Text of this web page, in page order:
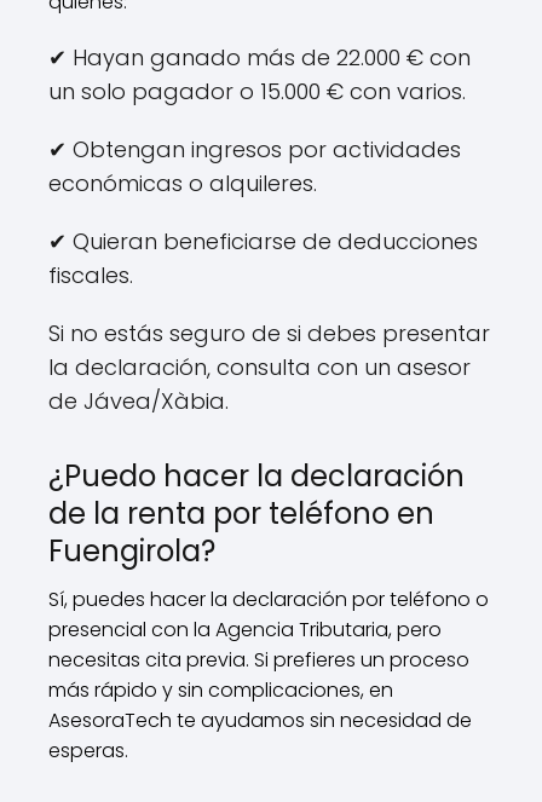
✔ Hayan ganado más de 22.000 € con
un solo pagador o 15.000 € con varios.
✔ Obtengan ingresos por actividades
económicas o alquileres.
✔ Quieran beneficiarse de deducciones
fiscales.
Si no estás seguro de si debes presentar
la declaración, consulta con un asesor
de Jávea/Xàbia.
¿Puedo hacer la declaración
de la renta por teléfono en
Fuengirola?
Sí, puedes hacer la declaración por teléfono o
presencial con la Agencia Tributaria, pero
necesitas cita previa. Si prefieres un proceso
más rápido y sin complicaciones, en
AsesoraTech te ayudamos sin necesidad de
esperas.